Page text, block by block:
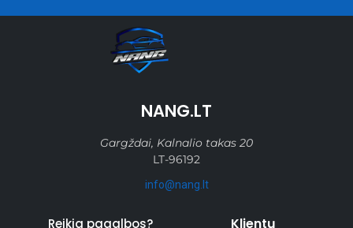
NANG.LT
Gargždai, Kalnalio takas 20
LT-96192
info@nang.lt
Reikia pagalbos? Klientų